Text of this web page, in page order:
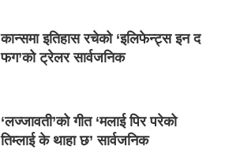
कान्समा इतिहास रचेको ‘इलिफेन्ट्स इन द
फग’को ट्रेलर सार्वजनिक
‘लज्जावती’को गीत ‘मलाई पिर परेको
तिम्लाई के थाहा छ’ सार्वजनिक